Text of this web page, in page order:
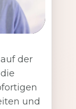
der
und